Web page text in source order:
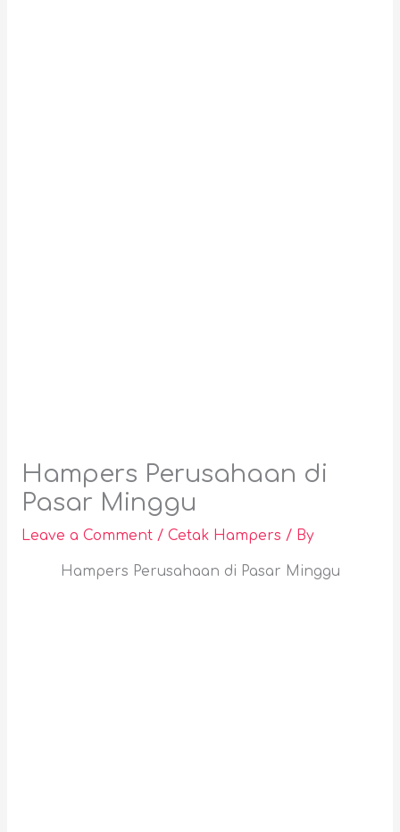
Hampers Perusahaan di
Pasar Minggu
Leave a Comment / Cetak Hampers / By
Hampers Perusahaan di Pasar Minggu